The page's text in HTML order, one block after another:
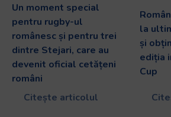
Un moment special
pentru rugby-ul
românesc și pentru trei
dintre Stejari, care au
devenit oficial cetățeni
români
Citește articolul
la
și
ediția
Cup